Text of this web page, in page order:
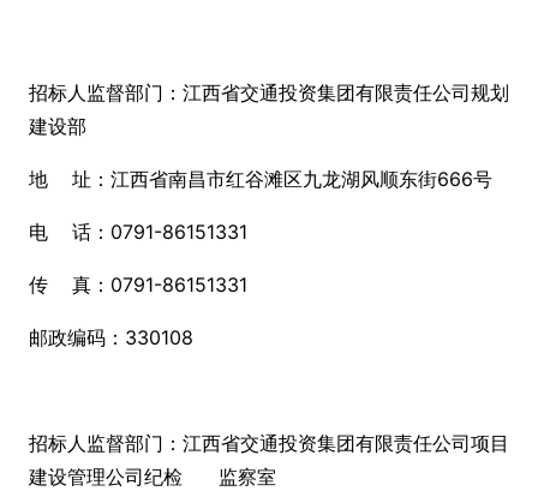
招标人监督部门：江西省交通投资集团有限责任公司规划
建设部
地 址：江西省南昌市红谷滩区九龙湖风顺东街666号
电 话：0791-86151331
传 真：0791-86151331
邮政编码：330108
招标人监督部门：江西省交通投资集团有限责任公司项目
建设管理公司纪检 监察室